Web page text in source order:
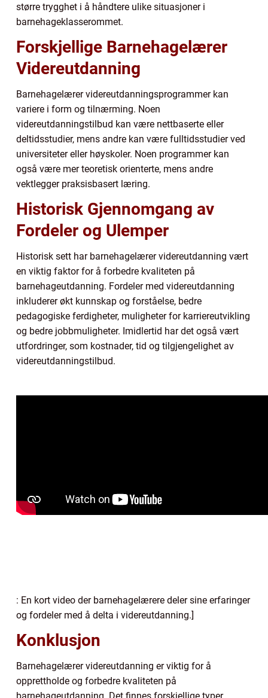
større trygghet i å håndtere ulike situasjoner i
barnehageklasserommet.
Forskjellige Barnehagelærer
Videreutdanning
Barnehagelærer videreutdanningsprogrammer kan
variere i form og tilnærming. Noen
videreutdanningstilbud kan være nettbaserte eller
deltidsstudier, mens andre kan være fulltidsstudier ved
universiteter eller høyskoler. Noen programmer kan
også være mer teoretisk orienterte, mens andre
vektlegger praksisbasert læring.
Historisk Gjennomgang av
Fordeler og Ulemper
Historisk sett har barnehagelærer videreutdanning vært
en viktig faktor for å forbedre kvaliteten på
barnehageutdanning. Fordeler med videreutdanning
inkluderer økt kunnskap og forståelse, bedre
pedagogiske ferdigheter, muligheter for karriereutvikling
og bedre jobbmuligheter. Imidlertid har det også vært
utfordringer, som kostnader, tid og tilgjengelighet av
videreutdanningstilbud.
: En kort video der barnehagelærere deler sine erfaringer
og fordeler med å delta i videreutdanning.]
Konklusjon
Barnehagelærer videreutdanning er viktig for å
opprettholde og forbedre kvaliteten på